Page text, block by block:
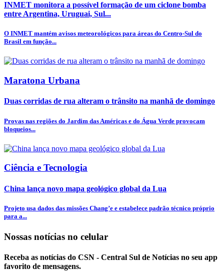
INMET monitora a possível formação de um ciclone bomba
entre Argentina, Uruguai, Sul...
O INMET mantém avisos meteorológicos para áreas do Centro-Sul do
Brasil em função...
Maratona Urbana
Duas corridas de rua alteram o trânsito na manhã de domingo
Provas nas regiões do Jardim das Américas e do Água Verde provocam
bloqueios...
Ciência e Tecnologia
China lança novo mapa geológico global da Lua
Projeto usa dados das missões Chang’e e estabelece padrão técnico próprio
para a...
Nossas notícias no celular
Receba as notícias do CSN - Central Sul de Notícias no seu app
favorito de mensagens.